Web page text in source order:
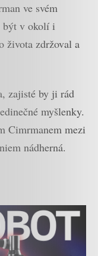
ve svém
být v okolí i
života zdržoval a
zajisté by ji rád
myšlenky.
Cimrmanem mezi
nádherná.